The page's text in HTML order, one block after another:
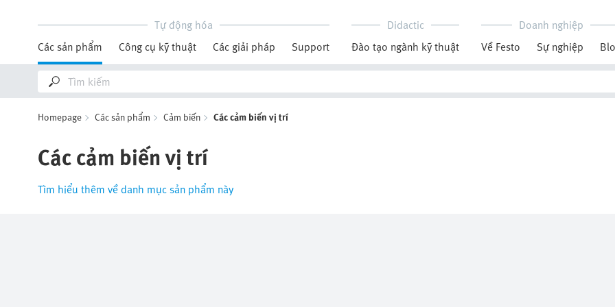
Tự động hóa
Các sản phẩm
Công cụ kỹ thuật Các giải pháp Support
Didactic
Đào tạo ngành kỹ thuật
Doanh nghiệp
Về Festo
Sự nghiệp
Homepage Các sản phẩm Cảm biến Các cảm biến vị trí
Các cảm biến vị trí
Tìm hiểu thêm về danh mục sản phẩm này